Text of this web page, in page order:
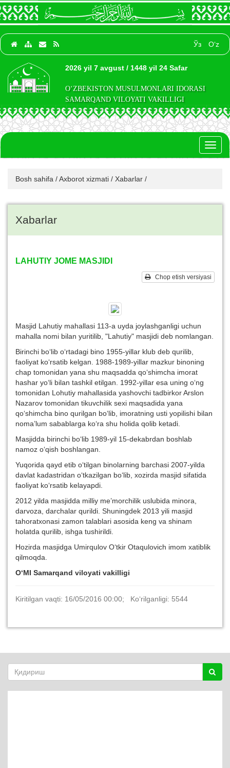
Ўз O‘z
2026 yil 7 avgust / 1448 yil 24 Safar
O‘ZBEKISTON MUSULMONLARI IDORASI
SAMARQAND VILOYATI VAKILLIGI
Bosh sahifa /Axborot xizmati / Xabarlar /
Xabarlar
LAHUTIY JOME MASJIDI
Chop etish versiyasi
Masjid Lahutiy mahallasi 113-a uyda joylashganligi uchun
mahalla nomi bilan yuritilib, "Lahutiy" masjidi deb nomlangan.
Birinchi bo‘lib o‘rtadagi bino 1955-yillar klub deb qurilib,
faoliyat ko‘rsatib kelgan. 1988-1989-yillar mazkur binoning
chap tomonidan yana shu maqsadda qo‘shimcha imorat
hashar yo‘li bilan tashkil etilgan. 1992-yillar esa uning o‘ng
tomonidan Lohutiy mahallasida yashovchi tadbirkor Arslon
Nazarov tomonidan tikuvchilik sexi maqsadida yana
qo‘shimcha bino qurilgan bo‘lib, imoratning usti yopilishi bilan
noma’lum sabablarga ko‘ra shu holida qolib ketadi.
Masjidda birinchi bo‘lib 1989-yil 15-dekabrdan boshlab
namoz o‘qish boshlangan.
Yuqorida qayd etib o‘tilgan binolarning barchasi 2007-yilda
davlat kadastridan o‘tkazilgan bo‘lib, xozirda masjid sifatida
faoliyat ko‘rsatib kelayapdi.
2012 yilda masjidda milliy me’morchilik uslubida minora,
darvoza, darchalar qurildi. Shuningdek 2013 yili masjid
tahoratxonasi zamon talablari asosida keng va shinam
holatda qurilib, ishga tushirildi.
Hozirda masjidga Umirqulov O‘tkir Otaqulovich imom xatiblik
qilmoqda.
O‘MI Samarqand viloyati vakilligi
Kiritilgan vaqti: 16/05/2016 00:00; Ko‘rilganligi: 5544